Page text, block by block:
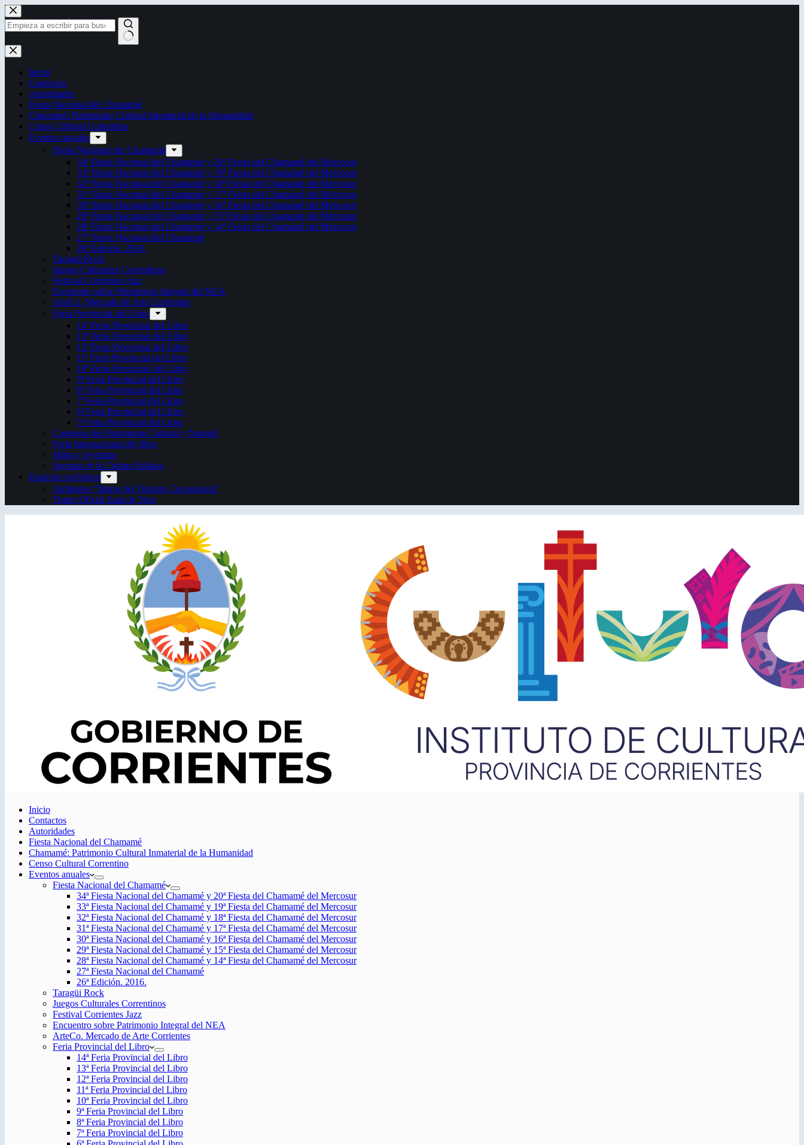
Saltar
al
contenido
Sin
resultados
Inicio
Contactos
Autoridades
Fiesta Nacional del Chamamé
Chamamé: Patrimonio Cultural Inmaterial de la Humanidad
Censo Cultural Correntino
Eventos anuales
Fiesta Nacional del Chamamé
34ª Fiesta Nacional del Chamamé y 20ª Fiesta del Chamamé del Mercosur
33ª Fiesta Nacional del Chamamé y 19ª Fiesta del Chamamé del Mercosur
32ª Fiesta Nacional del Chamamé y 18ª Fiesta del Chamamé del Mercosur
31ª Fiesta Nacional del Chamamé y 17ª Fiesta del Chamamé del Mercosur
30ª Fiesta Nacional del Chamamé y 16ª Fiesta del Chamamé del Mercosur
29ª Fiesta Nacional del Chamamé y 15ª Fiesta del Chamamé del Mercosur
28ª Fiesta Nacional del Chamamé y 14ª Fiesta del Chamamé del Mercosur
27ª Fiesta Nacional del Chamamé
26ª Edición. 2016.
Taragüi Rock
Juegos Culturales Correntinos
Festival Corrientes Jazz
Encuentro sobre Patrimonio Integral del NEA
ArteCo. Mercado de Arte Corrientes
Feria Provincial del Libro
14ª Feria Provincial del Libro
13ª Feria Provincial del Libro
12ª Feria Provincial del Libro
11ª Feria Provincial del Libro
10ª Feria Provincial del Libro
9ª Feria Provincial del Libro
8ª Feria Provincial del Libro
7ª Feria Provincial del Libro
6ª Feria Provincial del Libro
5ª Feria Provincial del Libro
Congreso del Patrimonio Cultural y Natural
Feria Internacional del libro
Mitos y leyendas
Semana de la Cultura Italiana
Espacios escénicos
Anfiteatro “Mario del Tránsito Cocomarola”
Teatro Oficial Juan de Vera
Inicio
Contactos
Autoridades
Fiesta Nacional del Chamamé
Chamamé: Patrimonio Cultural Inmaterial de la Humanidad
Censo Cultural Correntino
Eventos anuales
Fiesta Nacional del Chamamé
34ª Fiesta Nacional del Chamamé y 20ª Fiesta del Chamamé del Mercosur
33ª Fiesta Nacional del Chamamé y 19ª Fiesta del Chamamé del Mercosur
32ª Fiesta Nacional del Chamamé y 18ª Fiesta del Chamamé del Mercosur
31ª Fiesta Nacional del Chamamé y 17ª Fiesta del Chamamé del Mercosur
30ª Fiesta Nacional del Chamamé y 16ª Fiesta del Chamamé del Mercosur
29ª Fiesta Nacional del Chamamé y 15ª Fiesta del Chamamé del Mercosur
28ª Fiesta Nacional del Chamamé y 14ª Fiesta del Chamamé del Mercosur
27ª Fiesta Nacional del Chamamé
26ª Edición. 2016.
Taragüi Rock
Juegos Culturales Correntinos
Festival Corrientes Jazz
Encuentro sobre Patrimonio Integral del NEA
ArteCo. Mercado de Arte Corrientes
Feria Provincial del Libro
14ª Feria Provincial del Libro
13ª Feria Provincial del Libro
12ª Feria Provincial del Libro
11ª Feria Provincial del Libro
10ª Feria Provincial del Libro
9ª Feria Provincial del Libro
8ª Feria Provincial del Libro
7ª Feria Provincial del Libro